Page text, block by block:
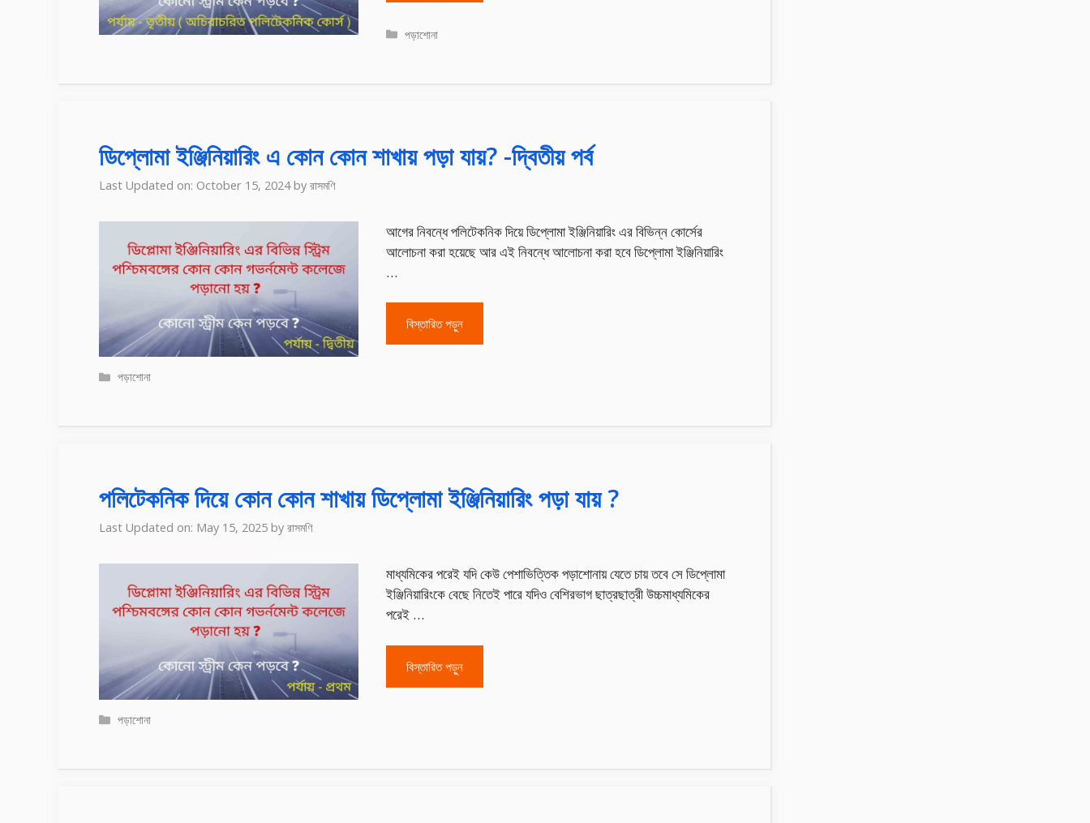
Categories
পড়াশোনা
ডিপ্লোমা ইঞ্জিনিয়ারিং এ কোন কোন শাখায় পড়া যায়? -দ্বিতীয় পর্ব
Last Updated on: October 15, 2024 by রাসমণি
আগের নিবন্ধে পলিটেকনিক দিয়ে ডিপ্লোমা ইঞ্জিনিয়ারিং এর বিভিন্ন কোর্সের
আলোচনা করা হয়েছে আর এই নিবন্ধে আলোচনা করা হবে ডিপ্লোমা ইঞ্জিনিয়ারিং
…
বিস্তারিত পড়ুন
Categories
পড়াশোনা
পলিটেকনিক দিয়ে কোন কোন শাখায় ডিপ্লোমা ইঞ্জিনিয়ারিং পড়া যায় ?
Last Updated on: May 15, 2025 by রাসমণি
মাধ্যমিকের পরেই যদি কেউ পেশাভিত্তিক পড়াশোনায় যেতে চায় তবে সে ডিপ্লোমা
ইঞ্জিনিয়ারিংকে বেছে নিতেই পারে যদিও বেশিরভাগ ছাত্রছাত্রী উচ্চমাধ্যমিকের
পরেই …
বিস্তারিত পড়ুন
Categories
পড়াশোনা